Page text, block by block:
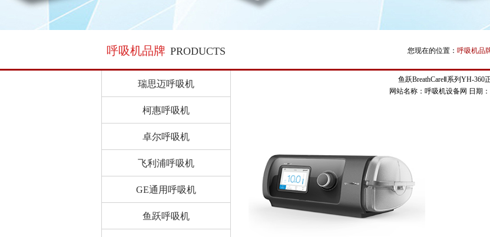
呼吸机品牌 PRODUCTS 您现在的位置： 呼吸机品
瑞思迈呼吸机
柯惠呼吸机
卓尔呼吸机
飞利浦呼吸机
GE通用呼吸机
鱼跃呼吸机
鱼跃BreathCareⅡ系列YH-360
网站名称：呼吸机设备网 日期